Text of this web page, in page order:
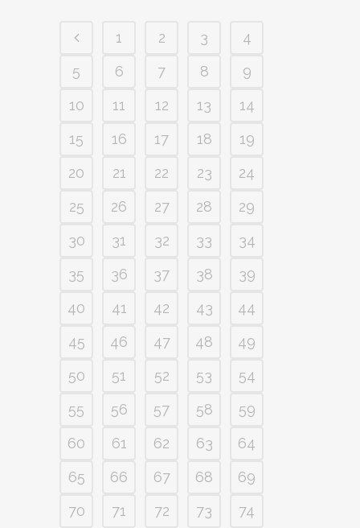
1 2 3
4
5
6 7 8
9
10
11 12 13
14
15
16 17 18
19
20
21 22 23
24
25
26 27 28
29
30
31 32 33
34
35
36 37 38
39
40
41 42 43
44
45
46 47 48
49
50
51 52 53
54
55
56 57 58
59
60
61 62 63
64
65
66 67 68
69
70
71 72 73
74